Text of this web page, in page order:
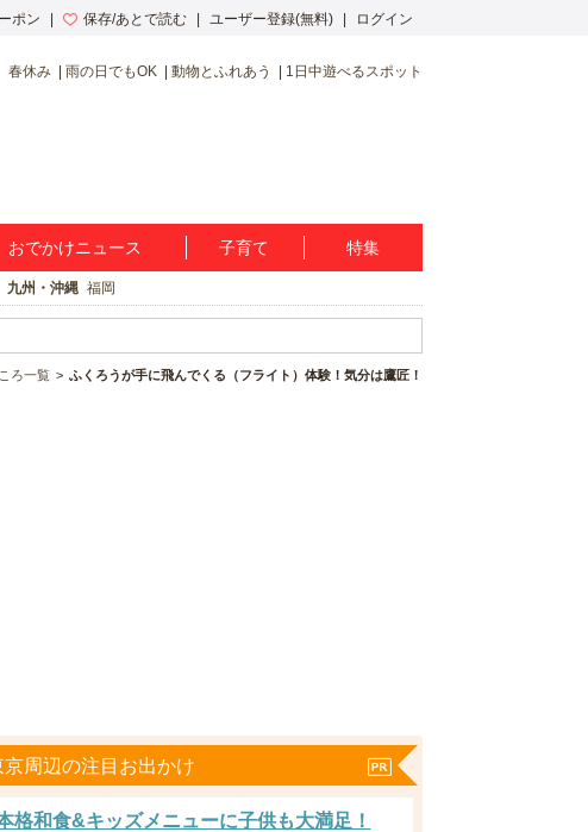
ポン 保存/あとで読む ユーザー登録(無料) ログイン
春休み 雨の日でもOK 動物とふれあう 1日中遊べるスポット
おでかけニュース 子育て 特集
九州・沖縄 福岡
ろ一覧 ふくろうが手に飛んでくる（フライト）体験！気分は鷹匠！鷹匠体験！
京周辺の注目お出かけ
格和食&キッズメニューに子供も大満足！